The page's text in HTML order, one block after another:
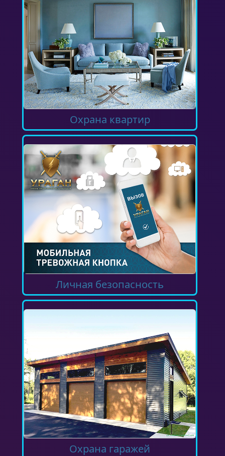
Охрана квартир
Личная безопасность
Охрана гаражей